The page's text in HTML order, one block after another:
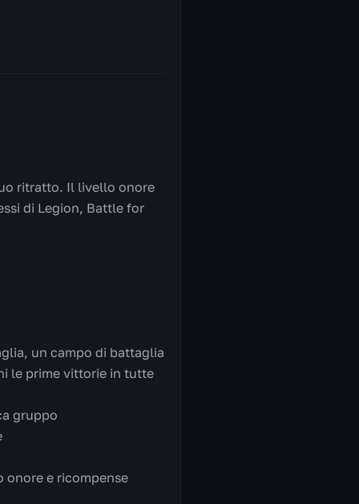
ritratto. Il livello onore
di Legion, Battle for
un campo di battaglia
le prime vittorie in tutte
gruppo
onore e ricompense